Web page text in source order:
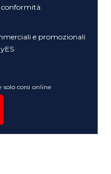
conformità
e promozionali
solo corsi online